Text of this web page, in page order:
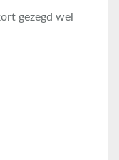
gezegd wel